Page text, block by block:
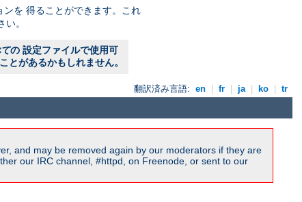
を 得ることができます。これ
い。
の 設定ファイルで使用可
があるかもしれません。
翻訳済み言語: en | fr | ja | ko | tr
and may be removed again by our moderators if they are
our IRC channel, #httpd, on Freenode, or sent to our